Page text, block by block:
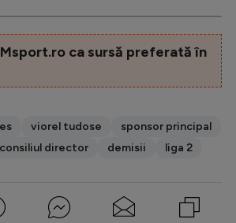
ca sursă preferată în
viorel tudose
sponsor principal
consiliul director demisii liga 2